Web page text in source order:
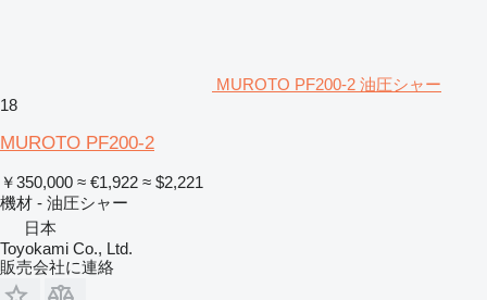
MUROTO PF200-2 油圧シャー
18
MUROTO PF200-2
￥350,000 ≈ €1,922 ≈ $2,221
機材 - 油圧シャー
日本
Toyokami Co., Ltd.
販売会社に連絡